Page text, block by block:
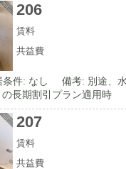
206
賃料
共益費
条件: なし
備考: 別途、
長期割引プラン適用時
207
賃料
共益費